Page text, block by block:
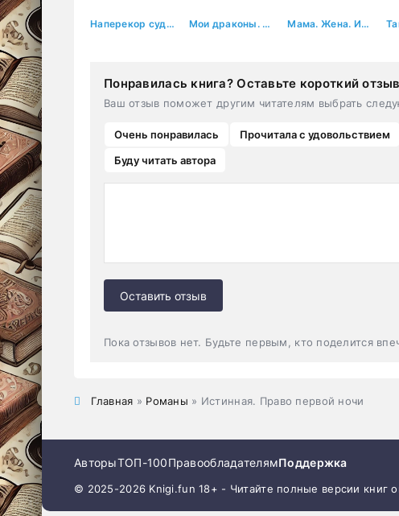
Наперекор судьбе Мои драконы. Император, князь и я Мама. Жена. Истинная
Понравилась книга? Оставьте короткий отзыв
Ваш отзыв поможет другим читателям выбрать
Очень понравилась Прочитала с удовольствием
Буду читать автора
Оставить отзыв
Пока отзывов нет. Будьте первым, кто поделится
Главная » Романы » Истинная. Право первой ночи
АвторыТОП-100ПравообладателямПоддержка
© 2025-2026 Knigi.fun 18+ - Читайте полные версии книг